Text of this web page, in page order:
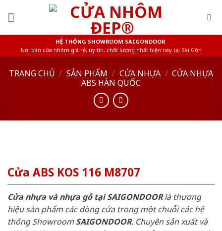
HỆ THỐNG SHOWROOM SAIGONDOOR
Nơi bán cửa nhôm giá rẻ, uy tín, chất lượng nhất hiện nay tại Sài Gòn
TRANG CHỦ / SẢN PHẨM / CỬA NHỰA / CỬA NHỰA
ABS HÀN QUỐC
Cửa ABS KOS 116 M8707
Cửa nhựa và nhựa gỗ tại SAIGONDOORlà thương
hiệu sản phẩm các dòng cửa trong một chuỗi các hệ
thống ShowroomSAIGONDOOR. Chuyên sản xuất và